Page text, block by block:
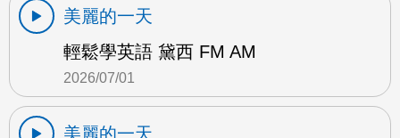
美麗的一天
輕鬆學英語 黛西 FM AM
2026/07/01
美麗的一天